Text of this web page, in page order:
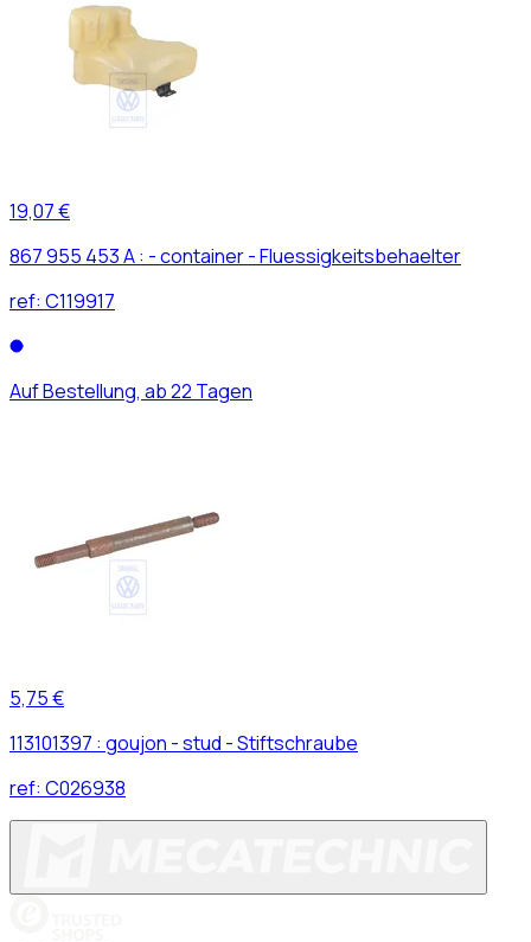
19,07 €
867 955 453 A : - container - Fluessigkeitsbehaelter
ref: C119917
Auf Bestellung, ab 22 Tagen
5,75 €
113101397 : goujon - stud - Stiftschraube
ref: C026938